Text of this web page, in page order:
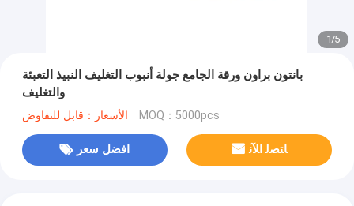
2/5
بانتون براون ورقة الجامع جولة أنبوب التغليف النبيذ التعبئة
والتغليف
الأسعار：قابل للتفاوض MOQ：5000pcs
افضل سعر ﺎﺘﺼﻟ ﺍﻶﻧ